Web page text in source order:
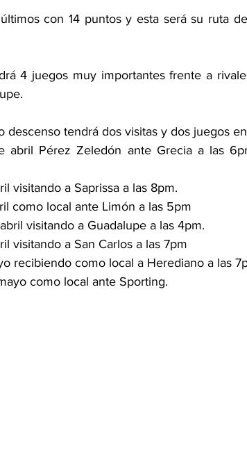
con 14 puntos y esta será su ruta
4 juegos muy importantes frente a
descenso tendrá dos visitas y dos juegos
abril Pérez Zeledón ante Grecia a las
visitando a Saprissa a las 8pm.
como local ante Limón a las 5pm
visitando a Guadalupe a las 4pm.
visitando a San Carlos a las 7pm
recibiendo como local a Herediano a las
como local ante Sporting.